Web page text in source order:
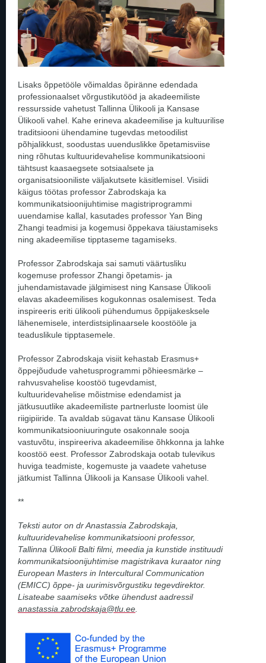
Lisaks õppetööle võimaldas õpiränne edendada
professionaalset võrgustikutööd ja akadeemiliste
ressursside vahetust Tallinna Ülikooli ja Kansase
Ülikooli vahel. Kahe erineva akadeemilise ja kultuurilise
traditsiooni ühendamine tugevdas metoodilist
põhjalikkust, soodustas uuenduslikke õpetamisviise
ning rõhutas kultuuridevahelise kommunikatsiooni
tähtsust kaasaegsete sotsiaalsete ja
organisatsiooniliste väljakutsete käsitlemisel. Visiidi
käigus töötas professor Zabrodskaja ka
kommunikatsioonijuhtimise magistriprogrammi
uuendamise kallal, kasutades professor Yan Bing
Zhangi teadmisi ja kogemusi õppekava täiustamiseks
ning akadeemilise tipptaseme tagamiseks.
Professor Zabrodskaja sai samuti väärtusliku
kogemuse professor Zhangi õpetamis- ja
juhendamistavade jälgimisest ning Kansase Ülikooli
elavas akadeemilises kogukonnas osalemisest. Teda
inspireeris eriti ülikooli pühendumus õppijakesksele
lähenemisele, interdistsiplinaarsele koostööle ja
teaduslikule tipptasemele.
Professor Zabrodskaja visiit kehastab Erasmus+
õppejõudude vahetusprogrammi põhieesmärke –
rahvusvahelise koostöö tugevdamist,
kultuuridevahelise mõistmise edendamist ja
jätkusuutlike akadeemiliste partnerluste loomist üle
riigipiiride. Ta avaldab sügavat tänu Kansase Ülikooli
kommunikatsiooniuuringute osakonnale sooja
vastuvõtu, inspireeriva akadeemilise õhkkonna ja lahke
koostöö eest. Professor Zabrodskaja ootab tulevikus
huviga teadmiste, kogemuste ja vaadete vahetuse
jätkumist Tallinna Ülikooli ja Kansase Ülikooli vahel.
**
Teksti autor on dr Anastassia Zabrodskaja,
kultuuridevahelise kommunikatsiooni professor,
Tallinna Ülikooli Balti filmi, meedia ja kunstide instituudi
kommunikatsioonijuhtimise magistrikava kuraator ning
European Masters in Intercultural Communication
(EMICC) õppe- ja uurimisvõrgustiku tegevdirektor.
Lisateabe saamiseks võtke ühendust aadressil
anastassia.zabrodskaja@tlu.ee